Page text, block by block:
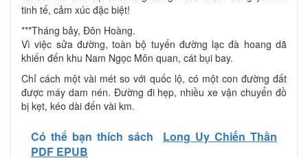
tinh tế, cảm xúc đặc biệt!
***Tháng bảy, Đôn Hoàng.
Vì việc sửa đường, toàn bộ tuyến đường lạc đà hoang dã
khiến đến khu Nam Ngọc Môn quan, cát bụi bay.
Chỉ cách một vài mét so với quốc lộ, có một con đường đất
được máy dam nén. Đường đi hẹp, nhiều xe vận chuyển đồ
bị kẹt, kéo dài đến vài km.
Có thể bạn thích sách
Long Uy Chiến Thần
PDF EPUB